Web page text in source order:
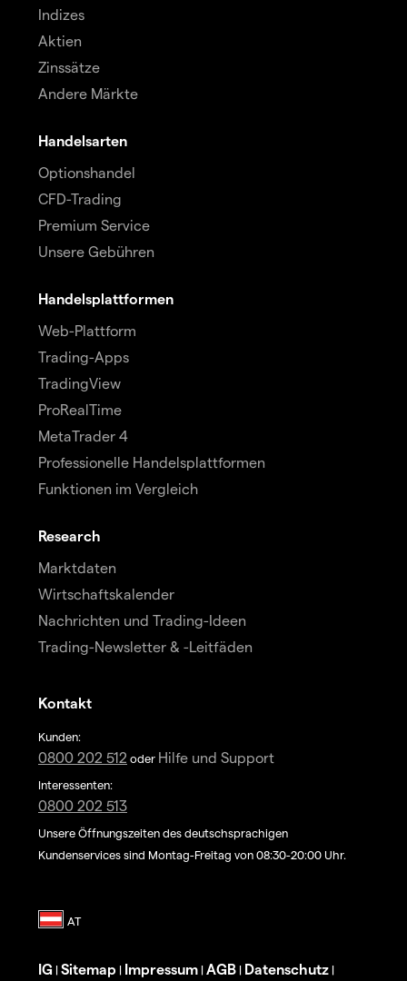
Indizes
Aktien
Zinssätze
Andere Märkte
Handelsarten
Optionshandel
CFD-Trading
Premium Service
Unsere Gebühren
Handelsplattformen
Web-Plattform
Trading-Apps
TradingView
ProRealTime
MetaTrader 4
Professionelle Handelsplattformen
Funktionen im Vergleich
Research
Marktdaten
Wirtschaftskalender
Nachrichten und Trading-Ideen
Trading-Newsletter & -Leitfäden
Kontakt
Kunden:
0800 202 512 oder Hilfe und Support
Interessenten:
0800 202 513
Unsere Öffnungszeiten des deutschsprachigen
Kundenservices sind Montag-Freitag von 08:30-20:00 Uhr.
IG | Sitemap | Impressum | AGB | Datenschutz |